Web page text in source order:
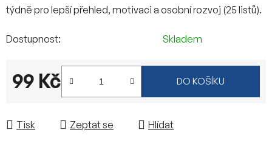
týdně pro lepší přehled, motivaci a osobní rozvoj (25 listů).
Dostupnost Skladem
99 Kč
Měrná cena:
DO KOŠÍKU
Tisk Zeptat se Hlídat